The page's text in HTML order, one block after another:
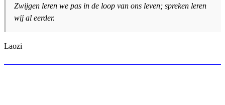
Zwijgen leren we pas in de loop van ons leven; spreken leren
wij al eerder.
Laozi